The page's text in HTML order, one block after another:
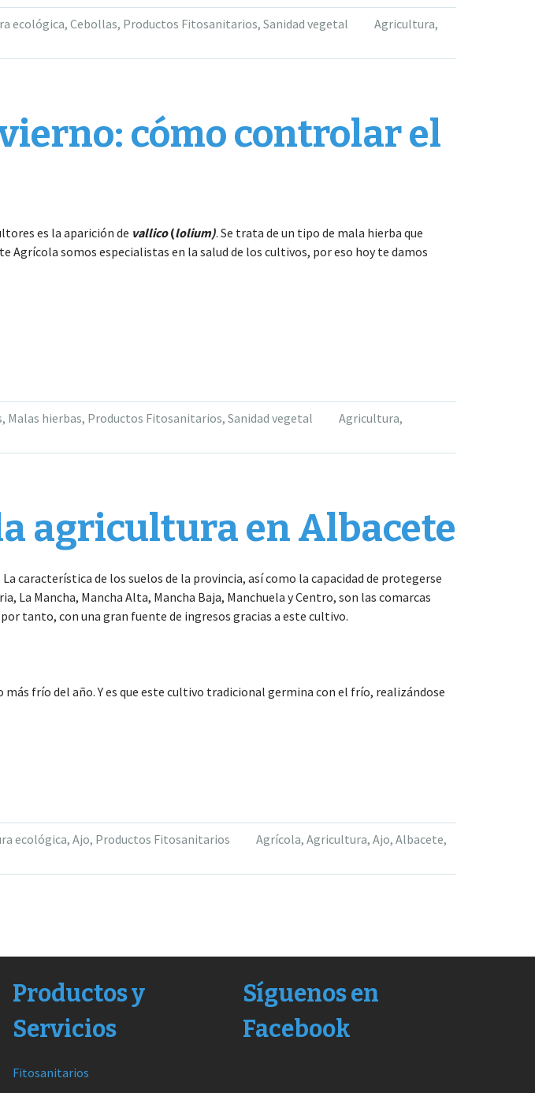
ecológica, Cebollas, Productos Fitosanitarios, Sanidad vegetal Agricultura,
cómo controlar el
es la aparición de vallico(lolium). Se trata de un tipo de mala hierba que
Agrícola somos especialistas en la salud de los cultivos, por eso hoy te damos
, Malas hierbas, Productos Fitosanitarios, Sanidad vegetal Agricultura,
agricultura en Albacete
La característica de los suelos de la provincia, así como la capacidad de protegerse
La Mancha, Mancha Alta, Mancha Baja, Manchuela y Centro, son las comarcas
tanto, con una gran fuente de ingresos gracias a este cultivo.
más frío del año. Y es que este cultivo tradicional germina con el frío, realizándose
ecológica, Ajo, Productos Fitosanitarios Agrícola, Agricultura, Ajo, Albacete,
Productos y
Servicios
Fitosanitarios
Síguenos en
Facebook